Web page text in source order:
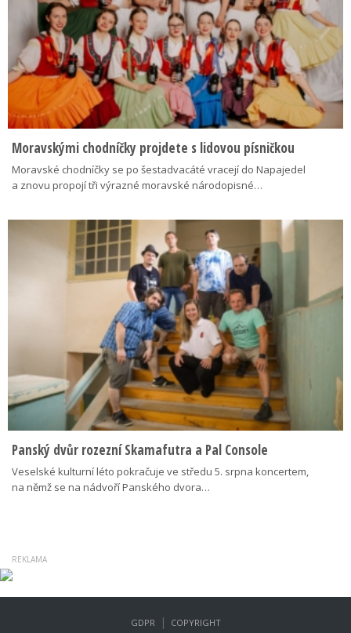
Moravskými chodníčky projdete s lidovou písničkou
Moravské chodníčky se po šestadvacáté vracejí do Napajedel
a znovu propojí tři výrazné moravské národopisné…
Panský dvůr rozezní Skamafutra a Pal Console
Veselské kulturní léto pokračuje ve středu 5. srpna koncertem,
na němž se na nádvoří Panského dvora…
GDPR | COPYRIGHT